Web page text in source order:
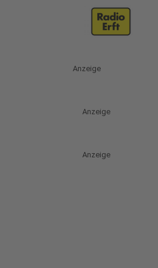
Anzeige
Anzeige
Anzeige